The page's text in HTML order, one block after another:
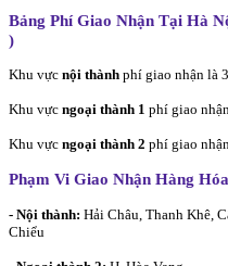
Bảng Phí Giao Nhận Tại Hà
)
Khu vực nội thành phí giao nhận là 3
Khu vực ngoại thành 1 phí giao
Khu vực ngoại thành 2 phí giao
Phạm Vi Giao Nhận Hàng
- Nội thành: Hải Châu, Thanh Khê,
Chiểu